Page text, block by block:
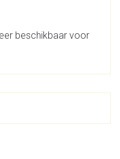
beschikbaar voor